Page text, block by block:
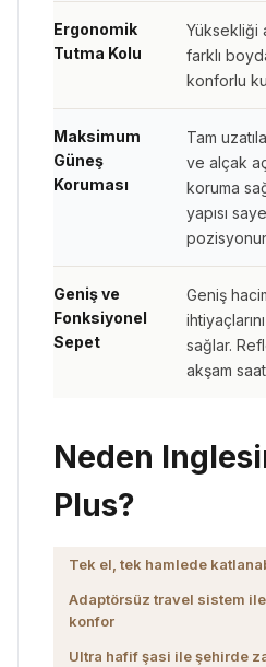
Ergonomik
Tutma Kolu
Yüksekliği
farklı
konforlu
Maksimum
Güneş
Koruması
Tam
ve alçak
koruma
yapısı
Geniş ve
Fonksiyonel
Sepet
Geniş
sağlar.
akşam
Neden
Plus?
Tek el, tek hamlede
Adaptörsüz travel sistem
konfor
Ultra hafif şasi ile şehirde